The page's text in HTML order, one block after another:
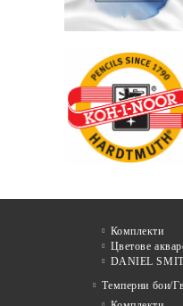
Комплекти
Цветове
DANIEL
Темперни бои/